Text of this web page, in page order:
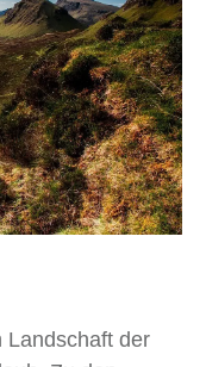
Landschaft der